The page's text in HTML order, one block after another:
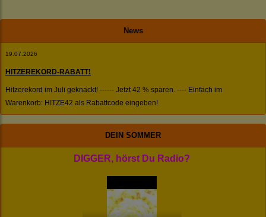
News
19.07.2026
HITZEREKORD-RABATT!
Hitzerekord im Juli geknackt! ------ Jetzt 42 % sparen. ---- Einfach im
Warenkorb: HITZE42 als Rabattcode eingeben!
DEIN SOMMER
DIGGER, hörst Du Radio?